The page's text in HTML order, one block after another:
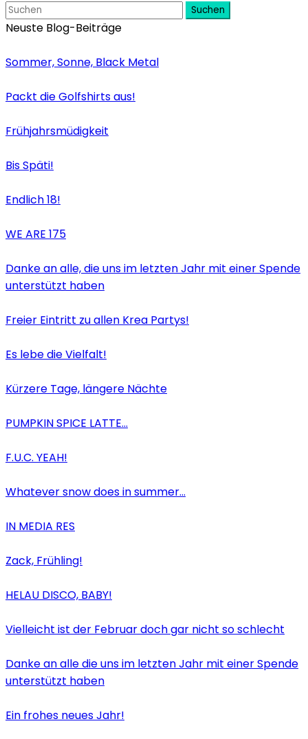
Suchen
Neuste Blog-Beiträge
Sommer, Sonne, Black Metal
Packt die Golfshirts aus!
Frühjahrsmüdigkeit
Bis Späti!
Endlich 18!
WE ARE 175
Danke an alle, die uns im letzten Jahr mit einer Spende
unterstützt haben
Freier Eintritt zu allen Krea Partys!
Es lebe die Vielfalt!
Kürzere Tage, längere Nächte
PUMPKIN SPICE LATTE…
F.U.C. YEAH!
Whatever snow does in summer…
IN MEDIA RES
Zack, Frühling!
HELAU DISCO, BABY!
Vielleicht ist der Februar doch gar nicht so schlecht
Danke an alle die uns im letzten Jahr mit einer Spende
unterstützt haben
Ein frohes neues Jahr!